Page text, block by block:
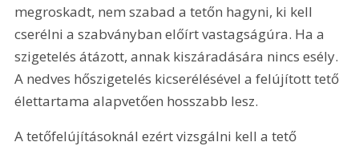
megroskadt, nem szabad a tetőn hagyni, ki kell
cserélni a szabványban előírt vastagságúra. Ha a
szigetelés átázott, annak kiszáradására nincs esély.
A nedves hőszigetelés kicserélésével a felújított tető
élettartama alapvetően hosszabb lesz.
A tetőfelújításoknál ezért vizsgálni kell a tető